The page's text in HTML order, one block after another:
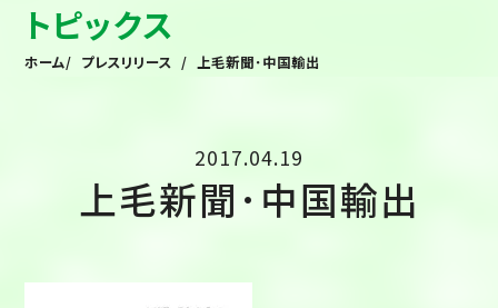
トピックス
ホーム/ プレスリリース / 上毛新聞･中国輸出
2017.04.19
上毛新聞･中国輸出